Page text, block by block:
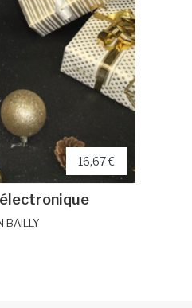
16,67 €
BAILLY